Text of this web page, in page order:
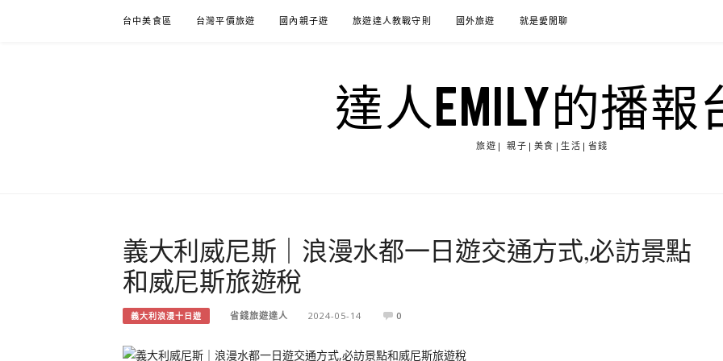
台中美食區 台灣平價旅遊 國內親子遊 旅遊達人教戰守則 國外旅遊 就是愛閒聊
達人EMILY的播報
旅遊| 親子|美食|生活|省錢
義大利威尼斯｜浪漫水都一日遊交通方式,必訪景點
和威尼斯旅遊稅
義大利浪漫十日遊 省錢旅遊達人 2024-05-14 0